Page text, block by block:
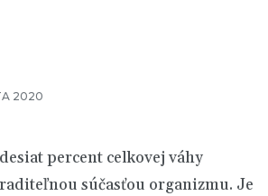
2020
percent celkovej váhy
súčasťou organizmu. Je